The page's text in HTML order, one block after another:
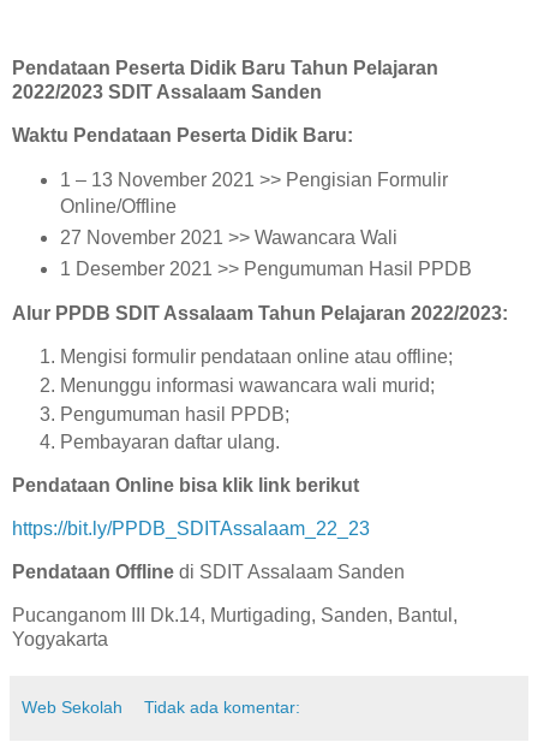
Pendataan Peserta Didik Baru Tahun Pelajaran
2022/2023 SDIT Assalaam Sanden
Waktu Pendataan Peserta Didik Baru:
1 – 13 November 2021 >> Pengisian Formulir
Online/Offline
27 November 2021 >> Wawancara Wali
1 Desember 2021 >> Pengumuman Hasil PPDB
Alur PPDB SDIT Assalaam Tahun Pelajaran 2022/2023:
Mengisi formulir pendataan online atau offline;
Menunggu informasi wawancara wali murid;
Pengumuman hasil PPDB;
Pembayaran daftar ulang.
Pendataan Online bisa klik link berikut
https://bit.ly/PPDB_SDITAssalaam_22_23
Pendataan Offline di SDIT Assalaam Sanden
Pucanganom III Dk.14, Murtigading, Sanden, Bantul,
Yogyakarta
Web Sekolah Tidak ada komentar: